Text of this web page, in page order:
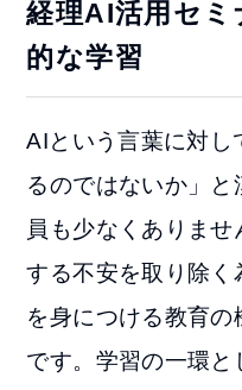
経理AI活用セ
的な学習
AIという言葉に対し
るのではないか」
員も少なくありま
する不安を取り除く
を身につける教育の
です。学習の一環と